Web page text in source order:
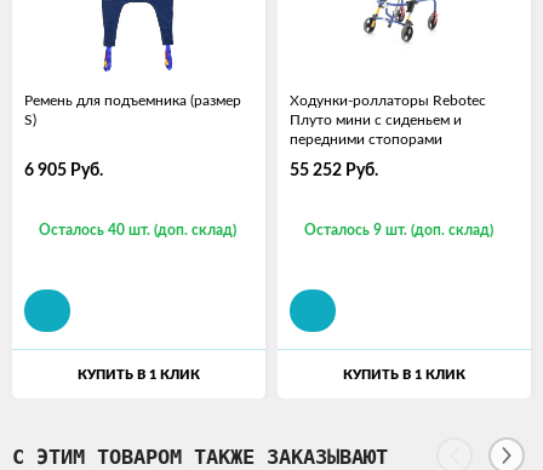
Ремень для подъемника (размер
S)
6 905 Руб.
Осталось 40 шт. (доп. склад)
КУПИТЬ В 1 КЛИК
Ходунки-роллаторы Rebotec
Плуто мини с сиденьем и
передними стопорами
55 252 Руб.
Осталось 9 шт. (доп. склад)
КУПИТЬ В 1 КЛИК
С ЭТИМ ТОВАРОМ ТАКЖЕ ЗАКАЗЫВАЮТ